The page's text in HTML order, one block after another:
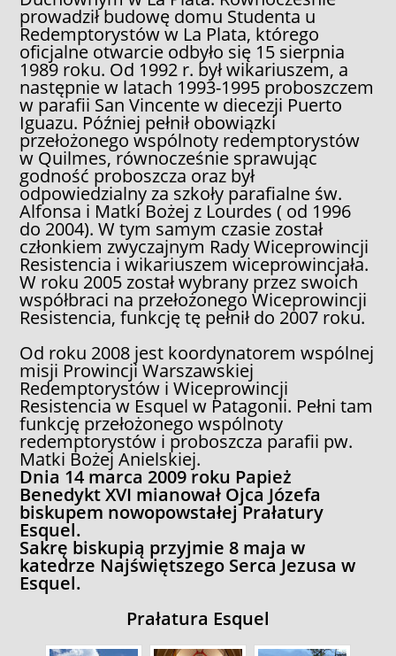
prowadził budowę domu Studenta u
Redemptorystów w La Plata, którego
oficjalne otwarcie odbyło się 15 sierpnia
1989 roku. Od 1992 r. był wikariuszem, a
następnie w latach 1993-1995 proboszczem
w parafii San Vincente w diecezji Puerto
Iguazu. Później pełnił obowiązki
przełożonego wspólnoty redemptorystów
w Quilmes, równocześnie sprawując
godność proboszcza oraz był
odpowiedzialny za szkoły parafialne św.
Alfonsa i Matki Bożej z Lourdes ( od 1996
do 2004). W tym samym czasie został
członkiem zwyczajnym Rady Wiceprowincji
Resistencia i wikariuszem wiceprowincjała.
W roku 2005 został wybrany przez swoich
współbraci na przełożonego Wiceprowincji
Resistencia, funkcję tę pełnił do 2007 roku.
Od roku 2008 jest koordynatorem wspólnej
misji Prowincji Warszawskiej
Redemptorystów i Wiceprowincji
Resistencia w Esquel w Patagonii. Pełni tam
funkcję przełożonego wspólnoty
redemptorystów i proboszcza parafii pw.
Matki Bożej Anielskiej.
Dnia 14 marca 2009 roku Papież
Benedykt XVI mianował Ojca Józefa
biskupem nowopowstałej Prałatury
Esquel.
Sakrę biskupią przyjmie 8 maja w
katedrze Najświętszego Serca Jezusa w
Esquel.
Prałatura Esquel